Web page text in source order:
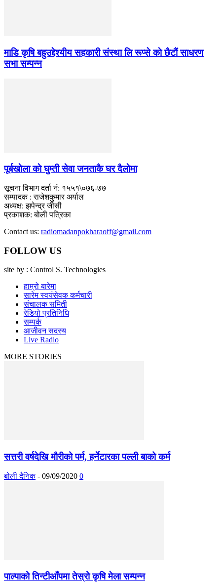
माडि कृषि बहुउद्देश्यीय सहकारी संस्था लि रूप्से काे छैटाैं साधरण
सभा सम्पन्न
पूर्बखाेला काे घुम्ती सेवा जनताकै घर दैलाेमा
सूचना विभाग दर्ता नं: १५५१\०७६-७७
सम्पादक : राजेशकुमार अर्याल
अध्यक्ष: झपेन्द्र जीसी
प्रकाशक: बोली पत्रिका
Contact us: radiomadanpokharaoff@gmail.com
FOLLOW US
site by : Control S. Technologies
हाम्रो बारेमा
सारेम स्वयंसेवक कर्मचारी
संचालक समिती
रेडियो प्रतिनिधि
सम्पर्क
आजीवन सदस्य
Live Radio
MORE STORIES
सत्तरी वर्षदेखि मौरीको पर्म, हर्नेटारका पल्ली बाको कर्म
बोली दैनिक - 09/09/2020 0
पाल्पाको तिन्टीआँपमा तेस्रो कृषि मेला सम्पन्न